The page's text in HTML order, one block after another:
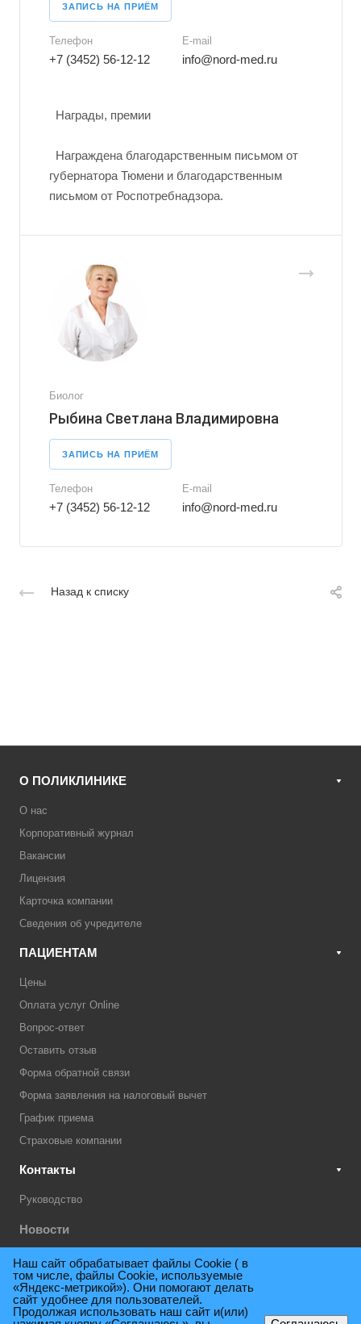
ЗАПИСЬ НА ПРИЁМ
Телефон
+7 (3452) 56-12-12
E-mail
info@nord-med.ru
Награды, премии
Награждена благодарственным письмом от
губернатора Тюмени и благодарственным
письмом от Роспотребнадзора.
Биолог
Рыбина Светлана Владимировна
ЗАПИСЬ НА ПРИЁМ
Телефон
+7 (3452) 56-12-12
E-mail
info@nord-med.ru
Назад к списку
О ПОЛИКЛИНИКЕ
О нас
Корпоративный журнал
Вакансии
Лицензия
Карточка компании
Сведения об учредителе
ПАЦИЕНТАМ
Цены
Оплата услуг Online
Вопрос-ответ
Оставить отзыв
Форма обратной связи
Форма заявления на налоговый вычет
График приема
Страховые компании
Контакты
Руководство
Новости
Техническая поддержка
Наш сайт обрабатывает файлы Cookie ( в
том числе, файлы Cookie, используемые
«Яндекс-метрикой»). Они помогают делать
сайт удобнее для пользователей.
Продолжая использовать наш сайт и(или)